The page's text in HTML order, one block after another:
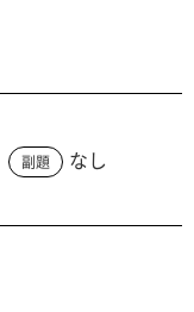
副題 なし